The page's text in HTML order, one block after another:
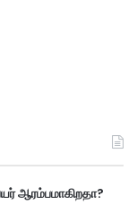
ஆரம்பமாகிறதா?